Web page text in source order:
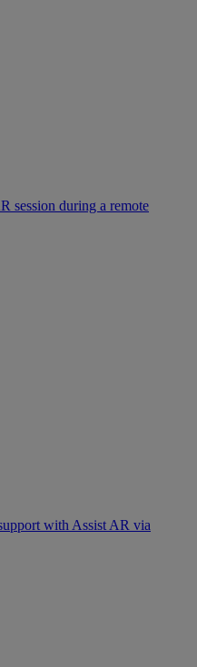
session during a remote
with Assist AR via